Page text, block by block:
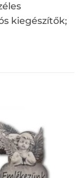
kiegészítők;